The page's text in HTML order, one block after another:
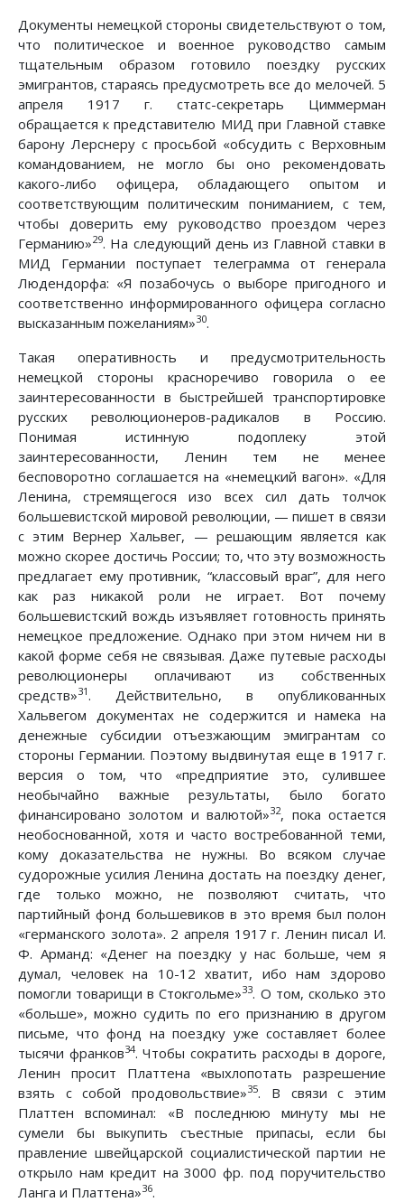
Документы немецкой стороны свидетельствуют о том,
что политическое и военное руководство самым
тщательным образом готовило поездку русских
эмигрантов, стараясь предусмотреть все до мелочей. 5
апреля 1917 г. статс-секретарь Циммерман
обращается к представителю МИД при Главной ставке
барону Лерснеру с просьбой «обсудить с Верховным
командованием, не могло бы оно рекомендовать
какого-либо офицера, обладающего опытом и
соответствующим политическим пониманием, с тем,
чтобы доверить ему руководство проездом через
Германию»29. На следующий день из Главной ставки в
МИД Германии поступает телеграмма от генерала
Людендорфа: «Я позабочусь о выборе пригодного и
соответственно информированного офицера согласно
высказанным пожеланиям»30.
Такая оперативность и предусмотрительность
немецкой стороны красноречиво говорила о ее
заинтересованности в быстрейшей транспортировке
русских революционеров-радикалов в Россию.
Понимая истинную подоплеку этой
заинтересованности, Ленин тем не менее
бесповоротно соглашается на «немецкий вагон». «Для
Ленина, стремящегося изо всех сил дать толчок
большевистской мировой революции, — пишет в связи
с этим Вернер Хальвег, — решающим является как
можно скорее достичь России; то, что эту возможность
предлагает ему противник, “классовый враг”, для него
как раз никакой роли не играет. Вот почему
большевистский вождь изъявляет готовность принять
немецкое предложение. Однако при этом ничем ни в
какой форме себя не связывая. Даже путевые расходы
революционеры оплачивают из собственных
средств»31 . Действительно, в опубликованных
Хальвегом документах не содержится и намека на
денежные субсидии отъезжающим эмигрантам со
стороны Германии. Поэтому выдвинутая еще в 1917 г.
версия о том, что «предприятие это, сулившее
необычайно важные результаты, было богато
финансировано золотом и валютой»32, пока остается
необоснованной, хотя и часто востребованной теми,
кому доказательства не нужны. Во всяком случае
судорожные усилия Ленина достать на поездку денег,
где только можно, не позволяют считать, что
партийный фонд большевиков в это время был полон
«германского золота». 2 апреля 1917 г. Ленин писал И.
Ф. Арманд: «Денег на поездку у нас больше, чем я
думал, человек на 10-12 хватит, ибо нам здорово
помогли товарищи в Стокгольме»33. О том, сколько это
«больше», можно судить по его признанию в другом
письме, что фонд на поездку уже составляет более
тысячи франков34. Чтобы сократить расходы в дороге,
Ленин просит Платтена «выхлопотать разрешение
взять с собой продовольствие»35. В связи с этим
Платтен вспоминал: «В последнюю минуту мы не
сумели бы выкупить съестные припасы, если бы
правление швейцарской социалистической партии не
открыло нам кредит на 3000 фр. под поручительство
Ланга и Платтена»36.